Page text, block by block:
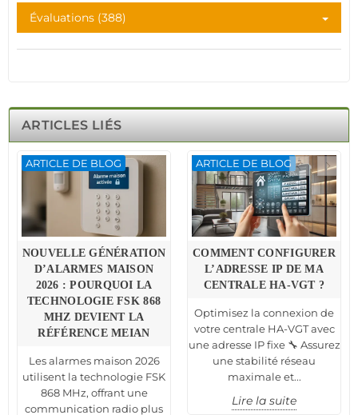
Évaluations (388)
ARTICLES LIÉS
ARTICLE DE BLOG
NOUVELLE GÉNÉRATION
D’ALARMES MAISON
2026 : POURQUOI LA
TECHNOLOGIE FSK 868
MHZ DEVIENT LA
RÉFÉRENCE MEIAN
Les alarmes maison 2026
utilisent la technologie FSK
868 MHz, offrant une
communication radio plus
ARTICLE DE BLOG
COMMENT CONFIGURER
L’ADRESSE IP DE MA
CENTRALE HA-VGT ?
Optimisez la connexion de
votre centrale HA-VGT avec
une adresse IP fixe 🔧 Assurez
une stabilité réseau
maximale et...
Lire la suite